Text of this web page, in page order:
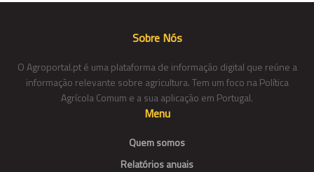
Sobre Nós
O Agroportal.pt é uma plataforma de informação digital que reúne a
informação relevante sobre agricultura. Tem um foco na Política
Agrícola Comum e a sua aplicação em Portugal.
Menu
Quem somos
Relatórios anuais